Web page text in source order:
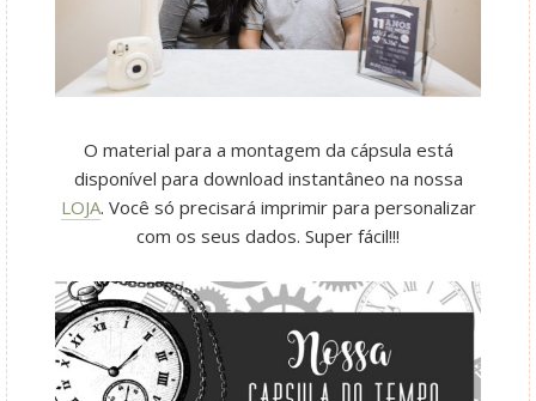
O material para a montagem da cápsula está
disponível para download instantâneo na nossa
LOJA. Você só precisará imprimir para personalizar
com os seus dados. Super fácil!!!